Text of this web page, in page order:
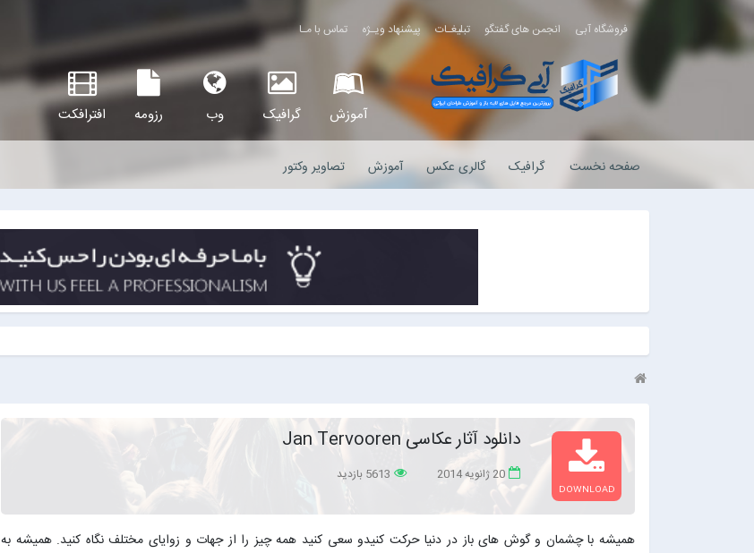
فروشگاه آبی انجمن های گفتگو تبلیغـات پیشنهاد ویـژه تماس با مـا
آموزش گرافیک وب رزومه افترافکت
صفحه نخست گرافیک گالری عکس آموزش تصاویر وکتور
DOWNLOAD
دانلود آثار عکاسی Jan Tervooren
همیشه با چشمان و گوش های باز در دنیا حرکت کنیدو سعی کنید همه چیز را از جهات و زوایای مختلف نگاه کنید. همیشه به